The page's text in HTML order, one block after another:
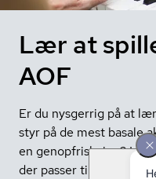
Lær at
AOF
Er du nysgerrig på at
styr på de mest basale
en genopfriskning?
der passer til dig uanset